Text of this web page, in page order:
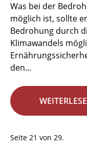
Was bei der
möglich ist, sollte
Bedrohung durch
Klimawandels
den...
Seite 21 von 29.